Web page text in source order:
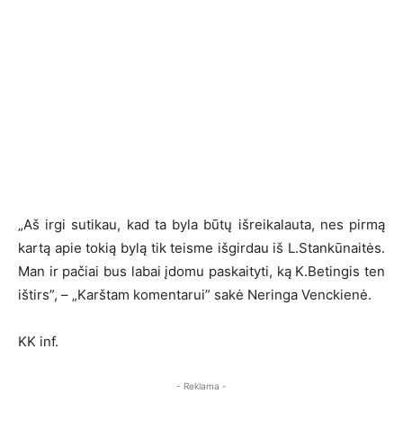
„Aš irgi sutikau, kad ta byla būtų išreikalauta, nes pirmą
kartą apie tokią bylą tik teisme išgirdau iš L.Stankūnaitės.
Man ir pačiai bus labai įdomu paskaityti, ką K.Betingis ten
ištirs”, – „Karštam komentarui” sakė Neringa Venckienė.
KK inf.
- Reklama -